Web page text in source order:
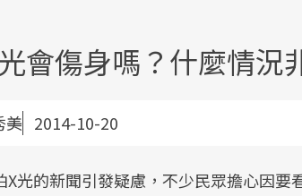
會傷身嗎？什麼情況
美 2014-10-20
X光的新聞引發疑慮，不少民眾擔心因要